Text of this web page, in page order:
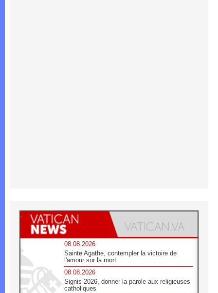
08.08.2026
Sainte Agathe, contempler la victoire de
l'amour sur la mort
08.08.2026
Signis 2026, donner la parole aux religieuses
catholiques